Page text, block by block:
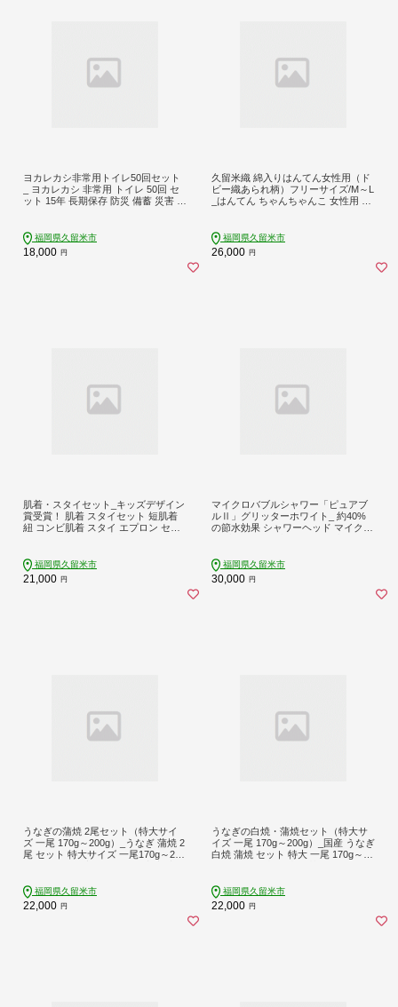
ヨカレカシ非常用トイレ50回セット
_ ヨカレカシ 非常用 トイレ 50回 セ
ット 15年 長期保存 防災 備蓄 災害 ア
固剤 防臭袋 W防臭 消臭 抗菌 吸水 衛
生的 清潔 使い方カード付 シンプル
コンパクト デザイン 福岡県 久留米
福岡県久留米市
18,000 円
久留米織 綿入りはんてん女性用（ド
ビー織あられ柄）フリーサイズ/M～L
_はんてん ちゃんちゃんこ 女性用 婦
れ柄 エンジ色 和服 部屋着 防寒着 あ
たたかい 冬 ファッション ふっくら
しなやか 着心地の良さ レディース
福岡県久留米市
26,000 円
肌着・スタイセット_キッズデザイン
賞受賞！ 肌着 スタイセット 短肌着
紐 コンビ肌着 スタイ エプロン セッ
ェア 綿100％ 肌にやさしい 福岡県 久
留米市 赤ちゃんの城 送料無料_Sd00
4
福岡県久留米市
21,000 円
マイクロバブルシャワー「ピュアブ
ルⅡ」グリッターホワイト_ 約40%
の節水効果 シャワーヘッド マイクロ
浄 やさしい 温浴効果 軽量 コンパク
ト 日用品 バス用品 シャワー お風呂
送料無料 久留米市_Qx007
福岡県久留米市
30,000 円
うなぎの蒲焼 2尾セット（特大サイ
ズ 一尾 170g～200g）_うなぎ 蒲焼 2
尾 セット 特大サイズ 一尾170g～200
ク ギフト お取り寄せ グルメ うな丼
うな重 ひつまぶし お土産 手土産 贈
り物 プレゼント お中元 職人 送料無
福岡県久留米市
22,000 円
うなぎの白焼・蒲焼セット（特大サ
イズ 一尾 170g～200g）_国産 うなぎ
白焼 蒲焼 セット 特大 一尾 170g～20
ご飯のお供 酒の肴 冷凍 パック 樋口
商店 うなぎ白焼き 福岡県 久留米市
お取り寄せ お取り寄せグルメ 送料無
福岡県久留米市
22,000 円